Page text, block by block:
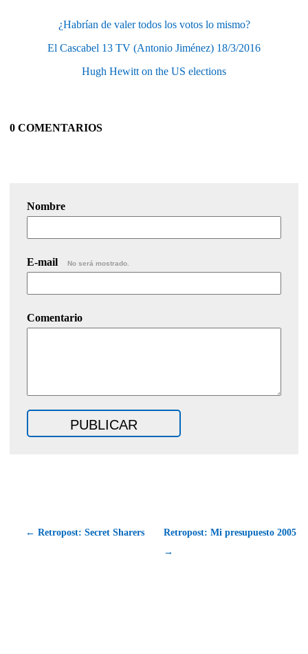
¿Habrían de valer todos los votos lo mismo?
El Cascabel 13 TV (Antonio Jiménez) 18/3/2016
Hugh Hewitt on the US elections
0 COMENTARIOS
Nombre
E-mail No será mostrado.
Comentario
← Retropost: Secret Sharers
Retropost: Mi presupuesto 2005
→